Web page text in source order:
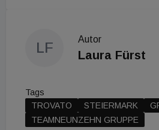
LF
Autor
Laura Fürst
Tags
TROVATO
STEIERMARK
TEAMNEUNZEHN GRUPPE